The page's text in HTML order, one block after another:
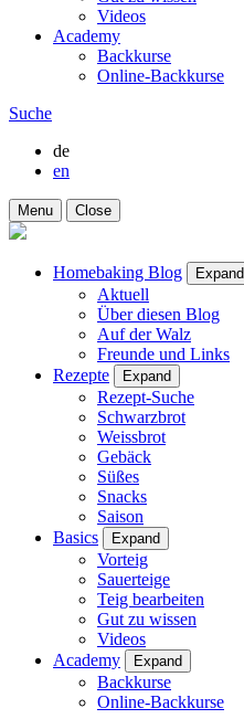
Videos
Academy
Backkurse
Online-Backkurse
Suche
de
en
Menu Close
Homebaking Blog Expand
Aktuell
Über diesen Blog
Auf der Walz
Freunde und Links
Rezepte
Expand
Rezept-Suche
Schwarzbrot
Weissbrot
Gebäck
Süßes
Snacks
Saison
Basics
Expand
Vorteig
Sauerteige
Teig bearbeiten
Gut zu wissen
Videos
Academy
Expand
Backkurse
Online-Backkurse